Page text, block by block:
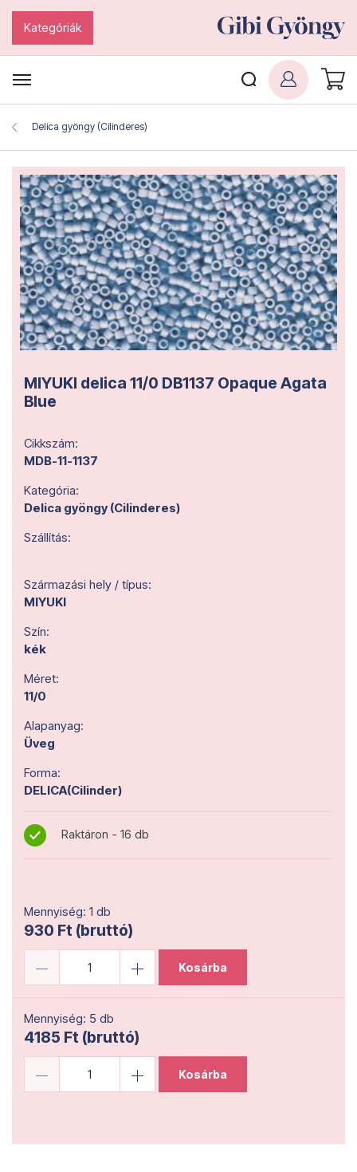
Kategóriák
Delica gyöngy (Cilinderes)
MIYUKI delica 11/0 DB1137 Opaque Agata
Blue
Cikkszám:
MDB-11-1137
Kategória:
Delica gyöngy (Cilinderes)
Szállítás:
Származási hely / típus:
MIYUKI
Szín:
kék
Méret:
11/0
Alapanyag:
Üveg
Forma:
DELICA(Cilinder)
Raktáron - 16 db
Mennyiség: 1 db
930 Ft (bruttó)
Kosárba
Mennyiség: 5 db
4185 Ft (bruttó)
Kosárba